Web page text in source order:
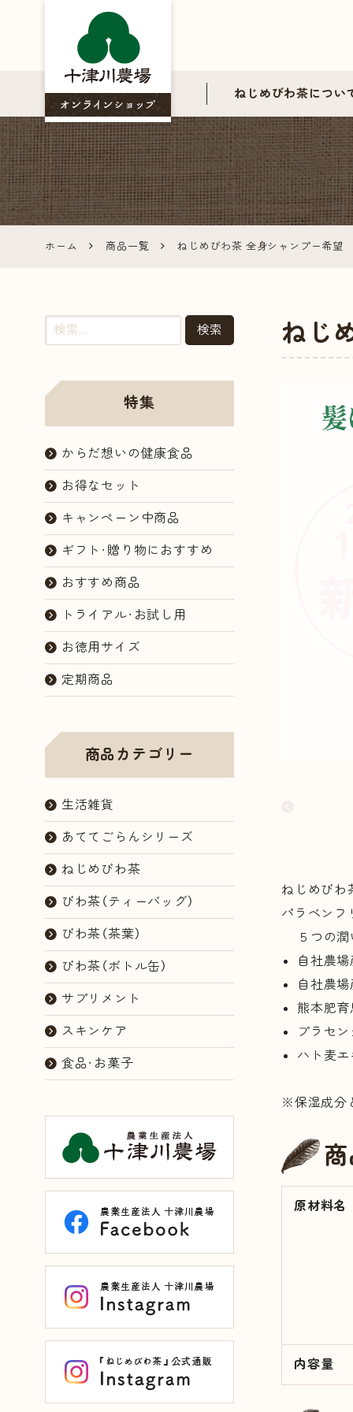
ねじめび
わ茶の十
津川農場
ラインシ
ねじめびわ茶につい
ホーム 商品一覧 ねじめびわ茶 全身シャンプー希望
ねじ
ねじめびわ
パラベンフ
５つの
自社農
自社農
熊本肥
プラセ
ハト麦
※保湿成分
原材料名
内容量
特集
からだ想いの健康食品
お得なセット
キャンペーン中商品
ギフト・贈り物におすすめ
おすすめ商品
トライアル・お試し用
お徳用サイズ
定期商品
商品カテゴリー
生活雑貨
あててごらんシリーズ
ねじめびわ茶
びわ茶（ティーバッグ）
びわ茶（茶葉）
びわ茶（ボトル缶）
サプリメント
スキンケア
食品・お菓子